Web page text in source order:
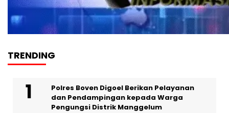
TRENDING
Polres Boven Digoel Berikan Pelayanan
dan Pendampingan kepada Warga
Pengungsi Distrik Manggelum